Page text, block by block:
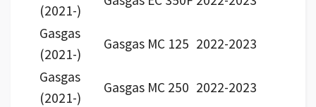
(2021-)
Gasgas
(2021-)
Gasgas MC 125 2022-2023
Gasgas
(2021-)
Gasgas MC 250 2022-2023